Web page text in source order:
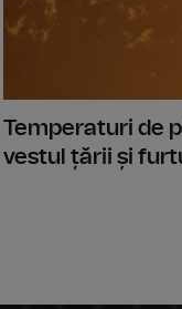
Temperaturi de
vestul țării și